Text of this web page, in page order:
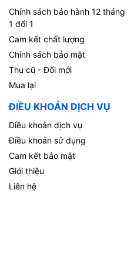
Chính sách bảo hành 12 tháng
1 đổi 1
Cam kết chất lượng
Chính sách bảo mật
Thu cũ - Đổi mới
Mua lại
ĐIỀU KHOẢN DỊCH VỤ
Diều khoản dịch vụ
Điều khoản sử dụng
Cam kết bảo mật
Giới thiệu
Liên hệ